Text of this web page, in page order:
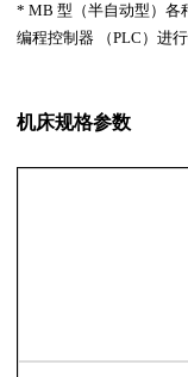
* MB 型（半自动型）各
编程控制器 （PLC）进行
机床规格参数